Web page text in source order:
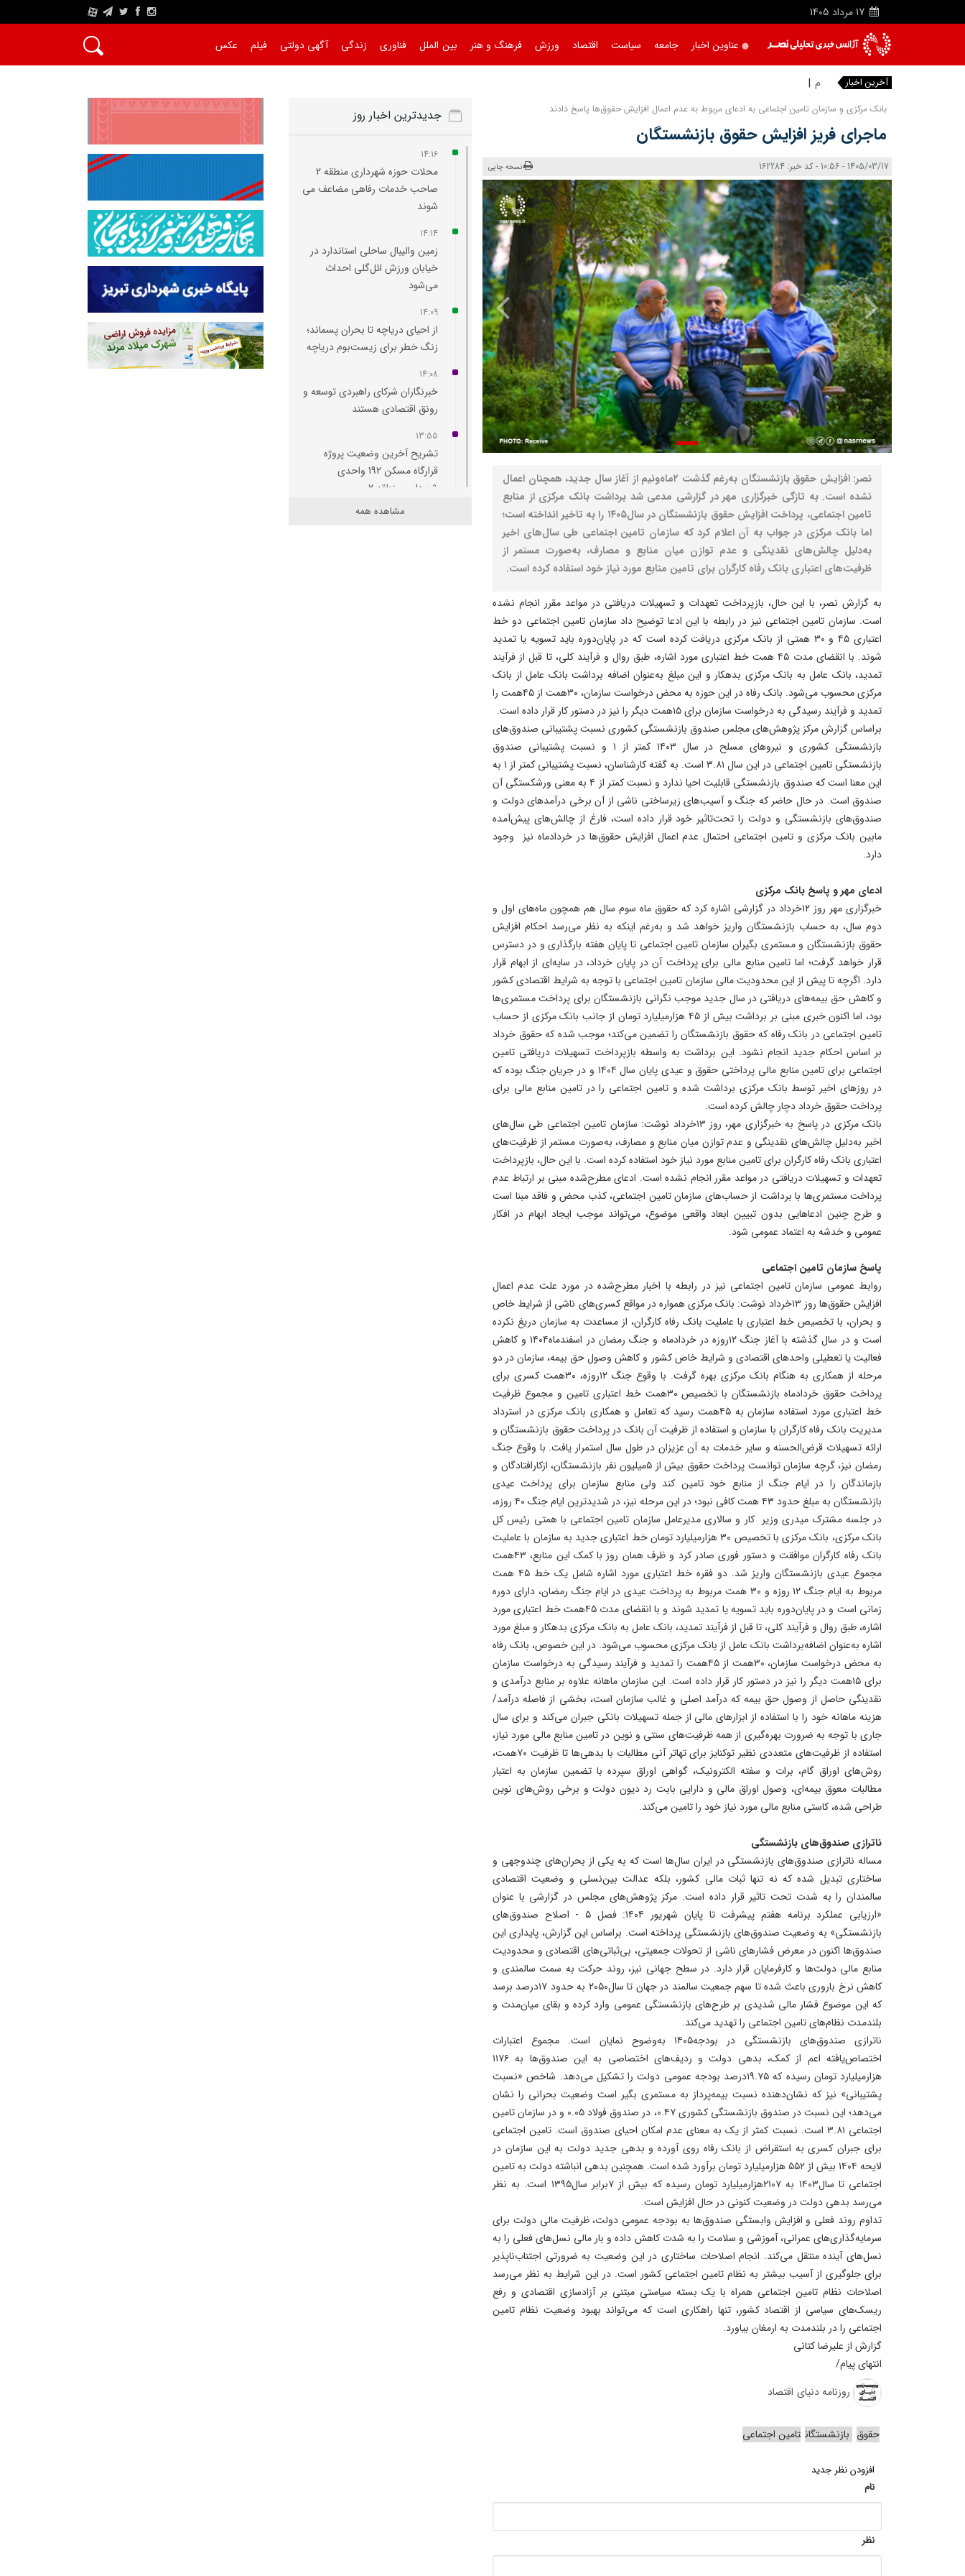
17 مرداد 1405
A
عناوین اخبار جامعه سیاست اقتصاد ورزش فرهنگ و هنر بین الملل فناوری زندگی آگهی دولتی فیلم عکس
آخرین اخبار محلات حوز
بانک مرکزی و سازمان تامین اجتماعی به ادعای مربوط به عدم اعمال افزایش حقوق‌ها پاسخ دادند
ماجرای فریز افزایش حقوق بازنشستگان
1405/03/17 - 10:56 - کد خبر: 162284 نسخه چاپی
نصر: افزایش حقوق بازنشستگان به‌رغم گذشت ۲ماه‌ونیم از آغاز سال جدید، همچنان اعمال
نشده است. به تازگی خبرگزاری مهر در گزارشی مدعی شد برداشت بانک مرکزی از منابع
تامین اجتماعی، پرداخت افزایش حقوق بازنشستگان در سال۱۴۰۵ را به تاخیر انداخته است؛
اما بانک مرکزی در جواب به آن اعلام کرد که سازمان تامین اجتماعی طی سال‌های اخیر
به‌دلیل چالش‌های نقدینگی و عدم توازن میان منابع و مصارف، به‌صورت مستمر از
ظرفیت‌های اعتباری بانک رفاه کارگران برای تامین منابع مورد نیاز خود استفاده کرده است.
به گزارش نصر، با این حال، بازپرداخت تعهدات و تسهیلات دریافتی در مواعد مقرر انجام نشده
است. سازمان تامین اجتماعی نیز در رابطه با این ادعا توضیح داد سازمان تامین اجتماعی دو خط
اعتباری ۴۵ و ۳۰ همتی از بانک مرکزی دریافت کرده است که در پایان‌دوره باید تسویه یا تمدید
شوند. با انقضای مدت ۴۵ همت خط اعتباری مورد اشاره، طبق روال و فرآیند کلی، تا قبل از فرآیند
تمدید، بانک عامل به بانک مرکزی بدهکار و این مبلغ به‌عنوان اضافه برداشت بانک عامل از بانک
مرکزی محسوب می‌شود. بانک رفاه در این حوزه به محض درخواست سازمان، ۳۰همت از ۴۵همت را
تمدید و فرآیند رسیدگی به درخواست سازمان برای ۱۵همت دیگر را نیز در دستور کار قرار داده است.
براساس گزارش مرکز پژوهش‌های مجلس صندوق بازنشستگی کشوری نسبت پشتیبانی صندوق‌های
بازنشستگی کشوری و نیروهای مسلح در سال ۱۴۰۳ کمتر از ۱ و نسبت پشتیبانی صندوق
بازنشستگی تامین اجتماعی در این سال ۳.۸۱ است. به گفته کارشناسان، نسبت پشتیبانی کمتر از ۱ به
این معنا است که صندوق بازنشستگی قابلیت احیا ندارد و نسبت کمتر از ۴ به معنی ورشکستگی آن
صندوق است. در حال حاضر که جنگ و آسیب‌های زیرساختی ناشی از آن برخی درآمدهای دولت و
صندوق‌های بازنشستگی و دولت را تحت‌تاثیر خود قرار داده است، فارغ از چالش‌های پیش‌آمده
مابین بانک مرکزی و تامین اجتماعی احتمال عدم اعمال افزایش حقوق‌ها در خردادماه نیز وجود
دارد.
ادعای مهر و پاسخ بانک مرکزی
خبرگزاری مهر روز ۱۲خرداد در گزارشی اشاره کرد که حقوق ماه سوم سال هم همچون ماه‌های اول و
دوم سال، به حساب بازنشستگان واریز خواهد شد و به‌رغم اینکه به نظر می‌رسد احکام افزایش
حقوق بازنشستگان و مستمری بگیران سازمان تامین اجتماعی تا پایان هفته بارگذاری و در دسترس
قرار خواهد گرفت؛ اما تامین منابع مالی برای پرداخت آن در پایان خرداد، در سایه‌ای از ابهام قرار
دارد. اگرچه تا پیش از این محدودیت مالی سازمان تامین اجتماعی با توجه به شرایط اقتصادی کشور
و کاهش حق بیمه‌های دریافتی در سال جدید موجب نگرانی بازنشستگان برای پرداخت مستمری‌ها
بود، اما اکنون خبری مبنی بر برداشت بیش از ۴۵ هزار‌میلیارد تومان از جانب بانک مرکزی از حساب
تامین اجتماعی در بانک رفاه که حقوق بازنشستگان را تضمین می‌کند؛ موجب شده که حقوق خرداد
بر اساس احکام جدید انجام نشود. این برداشت به واسطه بازپرداخت تسهیلات دریافتی تامین
اجتماعی برای تامین منابع مالی پرداختی حقوق و عیدی پایان سال ۱۴۰۴ و در جریان جنگ بوده که
در روزهای اخیر توسط بانک مرکزی برداشت شده و تامین اجتماعی را در تامین منابع مالی برای
پرداخت حقوق خرداد دچار چالش کرده است.
بانک مرکزی در پاسخ به خبرگزاری مهر، روز ۱۳خرداد نوشت: سازمان تامین اجتماعی طی سال‌های
اخیر به‌دلیل چالش‌های نقدینگی و عدم توازن میان منابع و مصارف، به‌صورت مستمر از ظرفیت‌های
اعتباری بانک رفاه کارگران برای تامین منابع مورد نیاز خود استفاده کرده است. با این حال، بازپرداخت
تعهدات و تسهیلات دریافتی در مواعد مقرر انجام نشده است. ادعای مطرح‌شده مبنی بر ارتباط عدم
پرداخت مستمری‌ها با برداشت از حساب‌های سازمان تامین اجتماعی، کذب محض و فاقد مبنا است
و طرح چنین ادعاهایی بدون تبیین ابعاد واقعی موضوع، می‌تواند موجب ایجاد ابهام در افکار
عمومی و خدشه به اعتماد عمومی شود.
پاسخ سازمان تامین اجتماعی
روابط عمومی سازمان تامین اجتماعی نیز در رابطه با اخبار مطرح‌شده در مورد علت عدم اعمال
افزایش حقوق‌ها روز ۱۳خرداد نوشت: بانک مرکزی همواره در مواقع کسری‌های ناشی از شرایط خاص
و بحران، با تخصیص خط اعتباری با عاملیت بانک رفاه کارگران، از مساعدت به سازمان دریغ نکرده
است و در سال گذشته با آغاز جنگ ۱۲روزه در خردادماه و جنگ رمضان در اسفندماه۱۴۰۴ و کاهش
فعالیت یا تعطیلی واحدهای اقتصادی و شرایط خاص کشور و کاهش وصول حق بیمه، سازمان در دو
مرحله از همکاری به هنگام بانک مرکزی بهره گرفت. با وقوع جنگ ۱۲روزه، ۳۰همت کسری برای
پرداخت حقوق خردادماه بازنشستگان با تخصیص ۳۰همت خط اعتباری تامین و مجموع ظرفیت
خط اعتباری مورد استفاده سازمان به ۴۵همت رسید که تعامل و همکاری بانک مرکزی در استرداد
مدیریت بانک رفاه کارگران با سازمان و استفاده از ظرفیت آن بانک در پرداخت حقوق بازنشستگان و
ارائه تسهیلات قرض‌الحسنه و سایر خدمات به آن عزیزان در طول سال استمرار یافت. با وقوع جنگ
رمضان نیز، گرچه سازمان توانست پرداخت حقوق بیش از ۵‌میلیون نفر بازنشستگان، ازکارافتادگان و
بازماندگان را در ایام جنگ از منابع خود تامین کند ولی منابع سازمان برای پرداخت عیدی
بازنشستگان به مبلغ حدود ۴۳ همت کافی نبود؛ در این مرحله نیز، در شدیدترین ایام جنگ ۴۰ روزه،
در جلسه مشترک میدری وزیر کار و سالاری مدیرعامل سازمان تامین اجتماعی با همتی رئیس کل
بانک مرکزی، بانک مرکزی با تخصیص ۳۰ هزارمیلیارد تومان خط اعتباری جدید به سازمان با عاملیت
بانک رفاه کارگران موافقت و دستور فوری صادر کرد و ظرف همان روز با کمک این منابع، ۴۳همت
مجموع عیدی بازنشستگان واریز شد. دو فقره خط اعتباری مورد اشاره شامل یک خط ۴۵ همت
مربوط به ایام جنگ ۱۲ روزه و ۳۰ همت مربوط به پرداخت عیدی در ایام جنگ رمضان، دارای دوره
زمانی است و در پایان‌دوره باید تسویه یا تمدید شوند و با انقضای مدت ۴۵همت خط اعتباری مورد
اشاره، طبق روال و فرآیند کلی، تا قبل از فرآیند تمدید، بانک عامل به بانک مرکزی بدهکار و مبلغ مورد
اشاره به‌عنوان اضافه‌برداشت بانک عامل از بانک مرکزی محسوب می‌شود. در این خصوص، بانک رفاه
به محض درخواست سازمان، ۳۰همت از ۴۵همت را تمدید و فرآیند رسیدگی به درخواست سازمان
برای ۱۵همت دیگر را نیز در دستور کار قرار داده است. این سازمان ماهانه علاوه بر منابع درآمدی و
نقدینگی حاصل از وصول حق بیمه که درآمد اصلی و غالب سازمان است، بخشی از فاصله درآمد/
هزینه ماهانه خود را با استفاده از ابزارهای مالی از جمله تسهیلات بانکی جبران می‌کند و برای سال
جاری با توجه به ضرورت بهره‌گیری از همه ظرفیت‌های سنتی و نوین در تامین منابع مالی مورد نیاز،
استفاده از ظرفیت‌های متعددی نظیر توکنایز برای تهاتر آنی مطالبات با بدهی‌ها تا ظرفیت ۷۰همت،
روش‌های اوراق گام، برات و سفته الکترونیک، گواهی اوراق سپرده با تضمین سازمان به اعتبار
مطالبات معوق بیمه‌ای، وصول اوراق مالی و دارایی بابت رد دیون دولت و برخی روش‌های نوین
طراحی شده، کاستی منابع مالی مورد نیاز خود را تامین می‌کند.
ناترازی صندوق‌های بازنشستگی
مساله ناترازی صندوق‌های بازنشستگی در ایران سال‌ها است که به یکی از بحران‌های چندوجهی و
ساختاری تبدیل شده که نه تنها ثبات مالی کشور، بلکه عدالت بین‌نسلی و وضعیت اقتصادی
سالمندان را به شدت تحت تاثیر قرار داده است. مرکز پژوهش‌های مجلس در گزارشی با عنوان
«ارزیابی عملکرد برنامه هفتم پیشرفت تا پایان شهریور ۱۴۰۴: فصل ۵ - اصلاح صندوق‌های
بازنشستگی» به وضعیت صندوق‌های بازنشستگی پرداخته است. براساس این گزارش، پایداری این
صندوق‌ها اکنون در معرض فشارهای ناشی از تحولات جمعیتی، بی‌ثباتی‌های اقتصادی و محدودیت
منابع مالی دولت‌ها و کارفرمایان قرار دارد. در سطح جهانی نیز، روند حرکت به سمت سالمندی و
کاهش نرخ باروری باعث شده تا سهم جمعیت سالمند در جهان تا سال۲۰۵۰ به حدود ۱۷درصد برسد
که این موضوع فشار مالی شدیدی بر طرح‌های بازنشستگی عمومی وارد کرده و بقای میان‌مدت و
بلندمدت نظام‌های تامین اجتماعی را تهدید می‌کند.
ناترازی صندوق‌های بازنشستگی در بودجه۱۴۰۵ به‌وضوح نمایان است. مجموع اعتبارات
اختصاص‌یافته اعم از کمک، بدهی دولت و ردیف‌های اختصاصی به این صندوق‌ها به ۱۱۷۶
هزار‌میلیارد تومان رسیده که ۱۹.۷۵درصد بودجه عمومی دولت را تشکیل می‌دهد. شاخص «نسبت
پشتیبانی» نیز که نشان‌دهنده نسبت بیمه‌پرداز به مستمری بگیر است وضعیت بحرانی را نشان
می‌دهد؛ این نسبت در صندوق بازنشستگی کشوری ۰.۴۷، در صندوق فولاد ۰.۰۵ و در سازمان تامین
اجتماعی ۳.۸۱ است. نسبت کمتر از یک به معنای عدم امکان احیای صندوق است. تامین اجتماعی
برای جبران کسری به استقراض از بانک رفاه روی آورده و بدهی جدید دولت به این سازمان در
لایحه ۱۴۰۴ بیش از ۵۵۲ هزار‌میلیارد تومان برآورد شده است. همچنین بدهی انباشته دولت به تامین
اجتماعی تا سال۱۴۰۳ به ۲۱۰۷هزار‌میلیارد تومان رسیده که بیش از ۷برابر سال۱۳۹۵ است. به نظر
می‌رسد بدهی دولت در وضعیت کنونی در حال افزایش است.
تداوم روند فعلی و افزایش وابستگی صندوق‌ها به بودجه عمومی دولت، ظرفیت مالی دولت برای
سرمایه‌گذاری‌های عمرانی، آموزشی و سلامت را به شدت کاهش داده و بار مالی نسل‌های فعلی را به
نسل‌های آینده منتقل می‌کند. انجام اصلاحات ساختاری در این وضعیت به ضرورتی اجتناب‌ناپذیر
برای جلوگیری از آسیب بیشتر به نظام تامین اجتماعی کشور است. در این شرایط به نظر می‌رسد
اصلاحات نظام تامین اجتماعی همراه با یک بسته سیاستی مبتنی بر آزادسازی اقتصادی و رفع
ریسک‌های سیاسی از اقتصاد کشور، تنها راهکاری است که می‌تواند بهبود وضعیت نظام تامین
اجتماعی را در بلندمدت به ارمغان بیاورد.
گزارش از علیرضا کتانی
انتهای پیام/
روزنامه دنیای اقتصاد
حقوق بازنشستگان تامین اجتماعی
افزودن نظر جدید
نام
نظر
جدیدترین اخبار روز
14:16
محلات حوزه شهرداری منطقه 2
صاحب خدمات رفاهی مضاعف می‌
شوند
14:14
زمین والیبال ساحلی استاندارد در
خیابان ورزش ائل‌گلی احداث
می‌شود
14:09
از احیای دریاچه تا بحران پسماند؛
زنگ خطر برای زیست‌بوم دریاچه
14:08
خبرنگاران شرکای راهبردی توسعه و
رونق اقتصادی هستند
13:55
تشریح آخرین وضعیت پروژه
قرارگاه مسکن 192 واحدی
شهرداری منطقه 2
مشاهده همه